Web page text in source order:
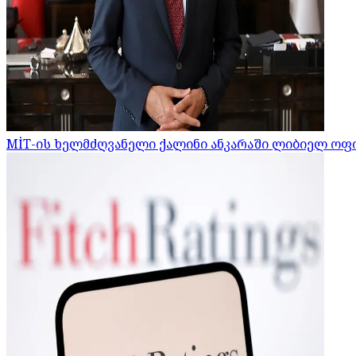
MİT-ის ხელმძღვანელი ქალინი ანკარაში ლიბიელ